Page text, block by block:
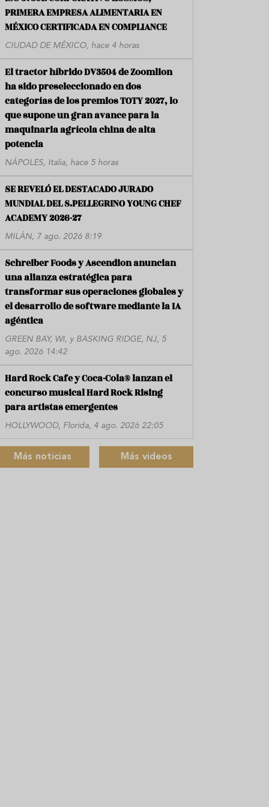
PRIMERA EMPRESA ALIMENTARIA EN
MÉXICO CERTIFICADA EN COMPLIANCE
CIUDAD DE MÉXICO, hace 4 horas
El tractor híbrido DV3504 de Zoomlion
ha sido preseleccionado en dos
categorías de los premios TOTY 2027, lo
que supone un gran avance para la
maquinaria agrícola china de alta
potencia
NÁPOLES, Italia, hace 5 horas
SE REVELÓ EL DESTACADO JURADO
MUNDIAL DEL S.PELLEGRINO YOUNG CHEF
ACADEMY 2026-27
MILÁN, 7 ago. 2026 8:19
Schreiber Foods y Ascendion anuncian
una alianza estratégica para
transformar sus operaciones globales y
el desarrollo de software mediante la IA
agéntica
GREEN BAY, WI, y BASKING RIDGE, NJ, 5
ago. 2026 14:42
Hard Rock Cafe y Coca-Cola® lanzan el
concurso musical Hard Rock Rising
para artistas emergentes
HOLLYWOOD, Florida, 4 ago. 2026 22:05
Más noticias Más videos